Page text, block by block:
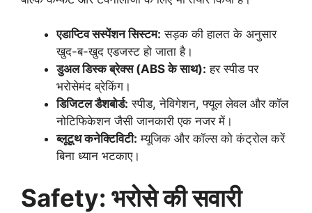
एडाप्टिव सस्पेंशन सिस्टम: सड़क की हालत के अनुसार
खुद-ब-खुद एडजस्ट हो जाता है।
डुअल डिस्क ब्रेक्स (ABS के साथ): हर स्पीड पर
भरोसेमंद ब्रेकिंग।
डिजिटल डैशबोर्ड: स्पीड, नेविगेशन, फ्यूल लेवल और कॉल
नोटिफिकेशन जैसी जानकारी एक नजर में।
ब्लूटूथ कनेक्टिविटी: म्यूजिक और कॉल्स को कंट्रोल करें
बिना ध्यान भटकाए।
Safety: भरोसे की सवारी